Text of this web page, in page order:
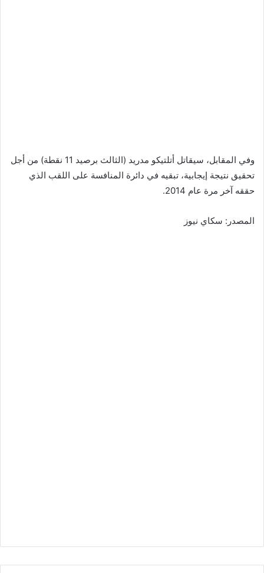
وفي المقابل، سيقاتل أتلتيكو مدريد (الثالث برصيد 11 نقطة) من أجل
تحقيق نتيجة إيجابية، تبقيه في دائرة المنافسة على اللقب الذي
حققه آخر مرة عام 2014.
المصدر: سكاي نيوز